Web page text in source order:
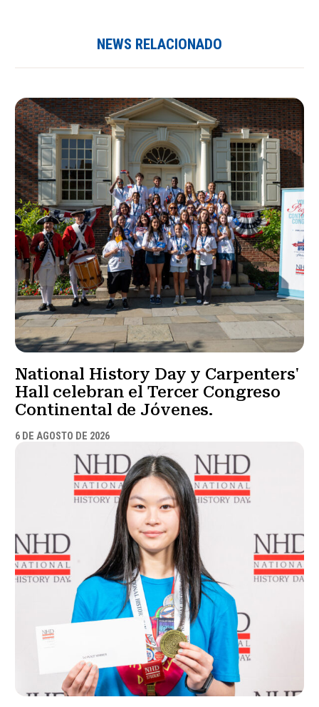
NEWS RELACIONADO
National History Day y Carpenters'
Hall celebran el Tercer Congreso
Continental de Jóvenes.
6 DE AGOSTO DE 2026